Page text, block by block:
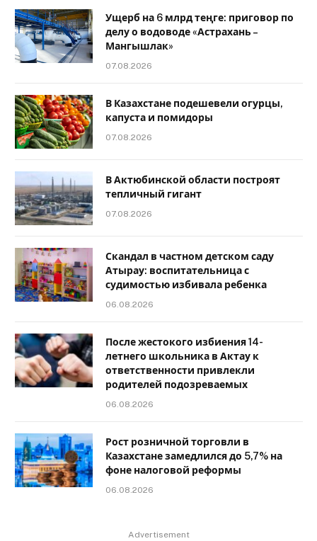
Ущерб на 6 млрд теңге: приговор по
делу о водоводе «Астрахань –
Мангышлак»
07.08.2026
В Казахстане подешевели огурцы,
капуста и помидоры
07.08.2026
В Актюбинской области построят
тепличный гигант
07.08.2026
Скандал в частном детском саду
Атырау: воспитательница с
судимостью избивала ребенка
06.08.2026
После жестокого избиения 14-
летнего школьника в Актау к
ответственности привлекли
родителей подозреваемых
06.08.2026
Рост розничной торговли в
Казахстане замедлился до 5,7% на
фоне налоговой реформы
06.08.2026
Advertisement